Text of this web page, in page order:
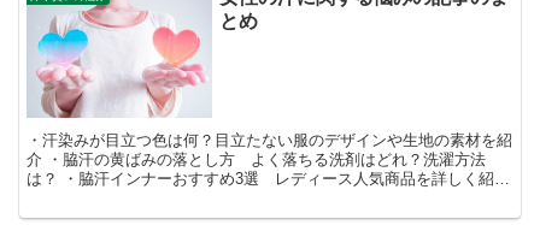
とめ
・汗染みが目立つ色は何？目立たない服のデザインや生地の素材を紹
介 ・脇汗の黄ばみの落とし方 よく落ちる洗剤はどれ？洗濯方法
は？ ・脇汗インナーおすすめ3選 レディース人気商品を詳しく紹